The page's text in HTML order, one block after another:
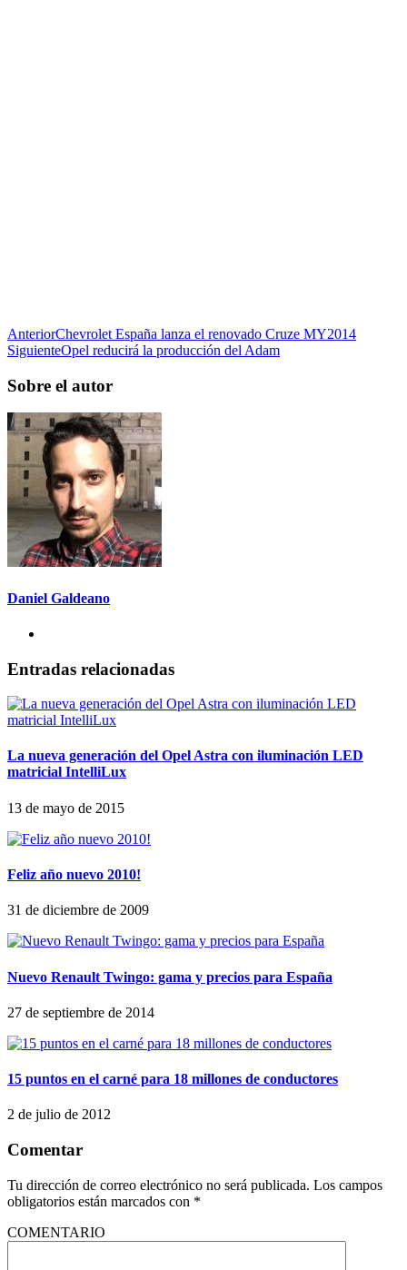
AnteriorChevrolet España lanza el renovado Cruze MY2014
SiguienteOpel reducirá la producción del Adam
Sobre el autor
Daniel Galdeano
Entradas relacionadas
La nueva generación del Opel Astra con iluminación LED
matricial IntelliLux
13 de mayo de 2015
Feliz año nuevo 2010!
31 de diciembre de 2009
Nuevo Renault Twingo: gama y precios para España
27 de septiembre de 2014
15 puntos en el carné para 18 millones de conductores
2 de julio de 2012
Comentar
Tu dirección de correo electrónico no será publicada. Los campos
obligatorios están marcados con *
COMENTARIO